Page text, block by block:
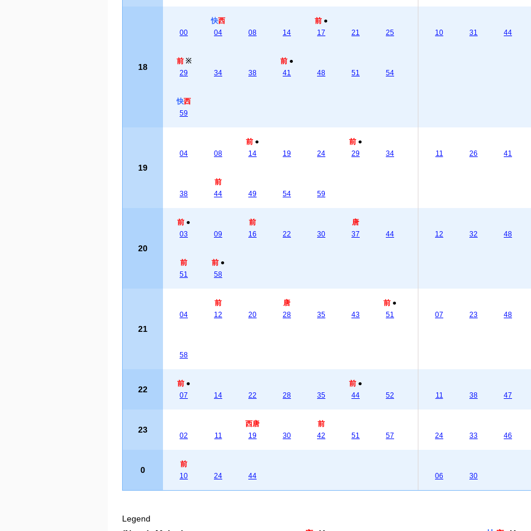
18
00
快西
04
08 14
前 ●
17
21 25
前 ※
29
34 38
前 ●
41
48 51 54
快西
59
10 31 44
19
04 08
前 ●
14
19 24
前 ●
29
34
38
前
44
49 54 59
11 26 41
20
前 ●
03
09
前
16
22 30
唐
37
44
前
51
前 ●
58
12 32 48
21
04
前
12
20
唐
28
35 43
前 ●
51
58
07 23 48
22
前 ●
07
14 22 28 35
前 ●
44
52 11 38 47
23
02 11
西唐
19
30
前
42
51 57 24 33 46
0
前
10
24 44 06 30
Legend